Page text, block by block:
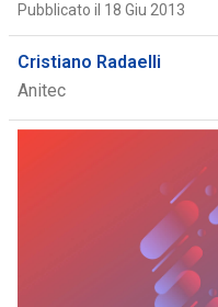
Pubblicato il 18 Giu 2013
Cristiano Radaelli
Anitec